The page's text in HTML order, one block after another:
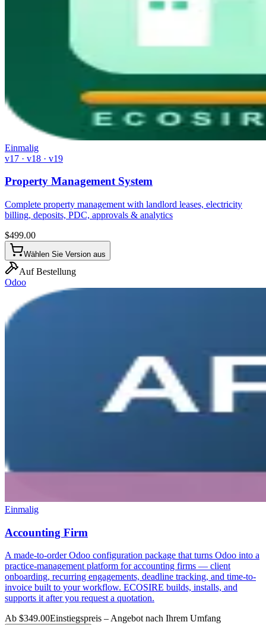
Einmalig
v17 · v18 · v19
Property Management System
Complete property management with landlord leases, electricity
billing, deposits, PDC, approvals & analytics
$499.00
Wählen Sie Version aus
Auf Bestellung
Odoo
Einmalig
Accounting Firm
A made-to-order Odoo configuration package that turns Odoo into a
practice-management platform for accounting firms — client
onboarding, recurring engagements, deadline tracking, and time-to-
invoice built to your workflow. ECOSIRE builds, installs, and
supports it after you request a quotation.
Ab $349.00Einstiegspreis – Angebot nach Ihrem Umfang